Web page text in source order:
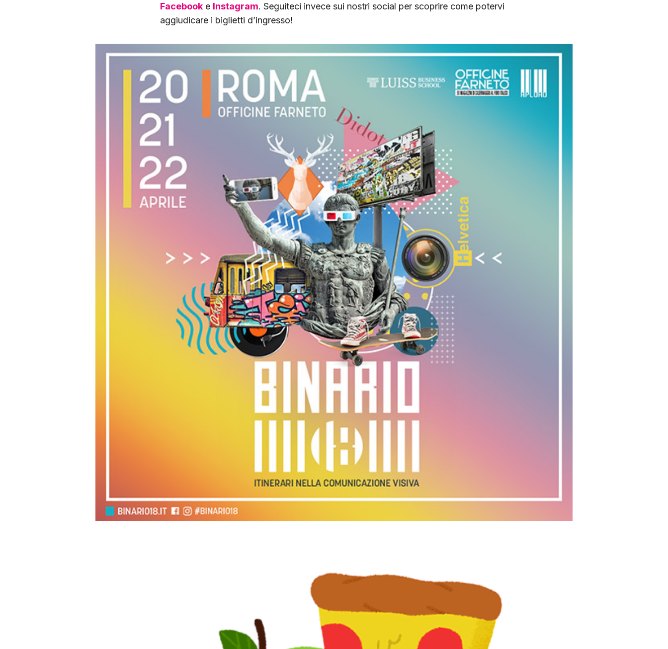
Facebook e Instagram. Seguiteci invece sui nostri social per scoprire come potervi
aggiudicare i biglietti d’ingresso!